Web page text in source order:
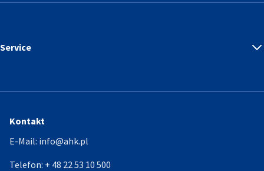
Service
Kontakt
E-Mail: info@ahk.pl
Telefon: + 48 22 53 10 500